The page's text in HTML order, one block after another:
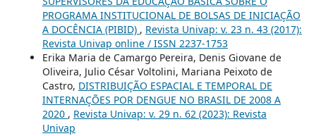
PROGRAMA INSTITUCIONAL DE BOLSAS DE INICIAÇÃO
A DOCÊNCIA (PIBID) , Revista Univap: v. 23 n. 43 (2017):
Revista Univap online / ISSN 2237-1753
Erika Maria de Camargo Pereira, Denis Giovane de
Oliveira, Julio César Voltolini, Mariana Peixoto de
Castro, DISTRIBUIÇÃO ESPACIAL E TEMPORAL DE
INTERNAÇÕES POR DENGUE NO BRASIL DE 2008 A
2020 , Revista Univap: v. 29 n. 62 (2023): Revista
Univap